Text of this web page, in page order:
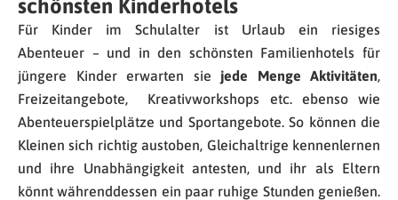
schönsten Kinderhotels
Für Kinder im Schulalter ist Urlaub ein riesiges
Abenteuer – und in den schönsten Familienhotels für
jüngere Kinder erwarten sie jede Menge Aktivitäten,
Freizeitangebote, Kreativworkshops etc. ebenso wie
Abenteuerspielplätze und Sportangebote. So können die
Kleinen sich richtig austoben, Gleichaltrige kennenlernen
und ihre Unabhängigkeit antesten, und ihr als Eltern
könnt währenddessen ein paar ruhige Stunden genießen.